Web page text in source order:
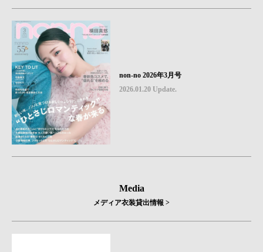
non-no 2026年3月号
2026.01.20 Update.
Media
メディア衣装貸出情報 >